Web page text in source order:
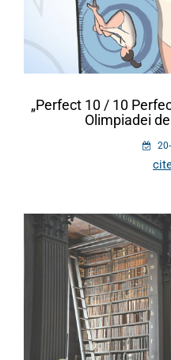
„Perfect 10 / 10
Olimpiadei